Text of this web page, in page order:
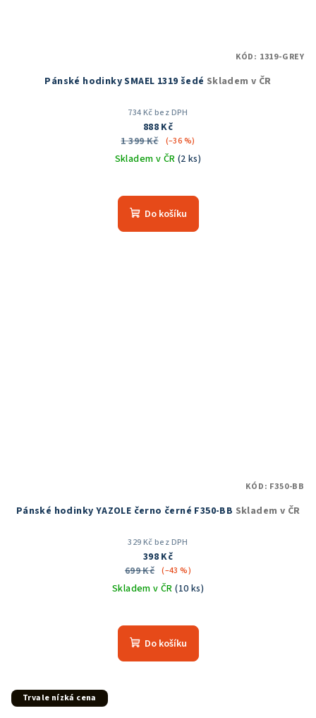
Pánské hodinky SMAEL 1319 šedé Skladem v ČR
734 Kč bez DPH
888 Kč
1 399 Kč
(–36 %)
Skladem v ČR (2 ks)
hodnocení
produktu
Do košíku
KÓD: 1319-GREY
Pánské hodinky YAZOLE černo černé F350-BB Skladem v ČR
329 Kč bez DPH
398 Kč
699 Kč (–43 %)
Skladem v ČR(10 ks)
Do košíku
KÓD: F350-BB
Trvale nízká cena